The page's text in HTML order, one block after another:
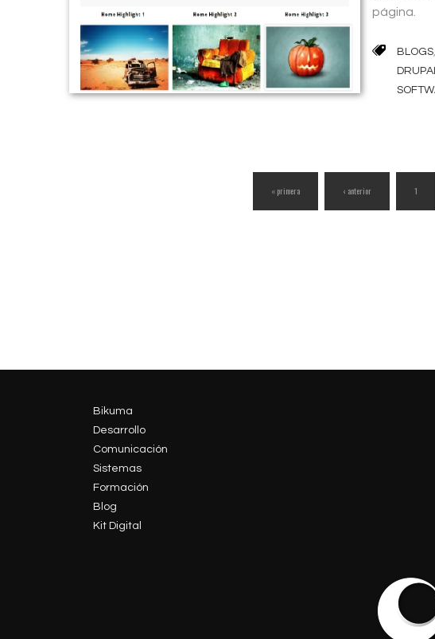
página.
BLOGS,
« primera ‹ anterior 1
Bikuma
Desarrollo
Comunicación
Sistemas
Formación
Blog
Kit Digital